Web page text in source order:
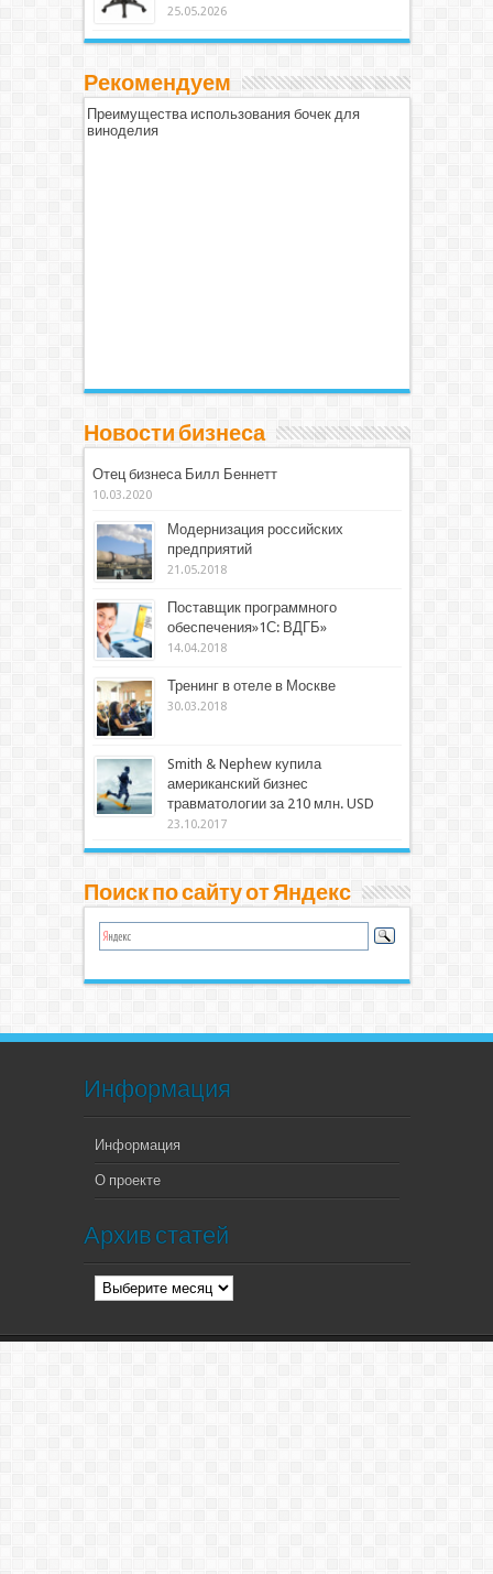
25.05.2026
Рекомендуем
Преимущества использования бочек для
виноделия
Новости бизнеса
Отец бизнеса Билл Беннетт
10.03.2020
Модернизация российских
предприятий
21.05.2018
Поставщик программного
обеспечения»1С: ВДГБ»
14.04.2018
Тренинг в отеле в Москве
30.03.2018
Smith & Nephew купила
американский бизнес
травматологии за 210 млн. USD
23.10.2017
Поиск по сайту от Яндекс
Информация
Информация
О проекте
Архив статей
Архив
статей